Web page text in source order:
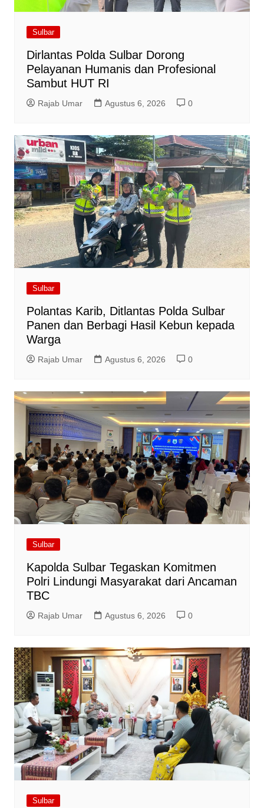
Sulbar
Dirlantas Polda Sulbar Dorong
Pelayanan Humanis dan Profesional
Sambut HUT RI
Rajab Umar Agustus 6, 2026 0
Sulbar
Polantas Karib, Ditlantas Polda Sulbar
Panen dan Berbagi Hasil Kebun kepada
Warga
Rajab Umar Agustus 6, 2026 0
Sulbar
Kapolda Sulbar Tegaskan Komitmen
Polri Lindungi Masyarakat dari Ancaman
TBC
Rajab Umar Agustus 6, 2026 0
Sulbar